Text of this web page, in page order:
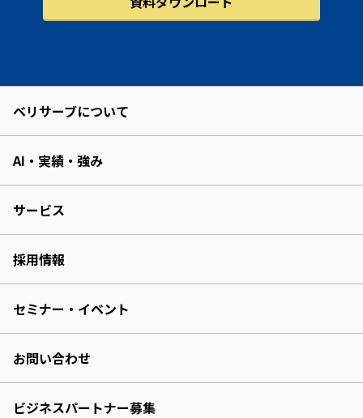
ベリサーブについて
AI・実績・強み
サービス
採用情報
セミナー・イベント
お問い合わせ
ビジネスパートナー募集